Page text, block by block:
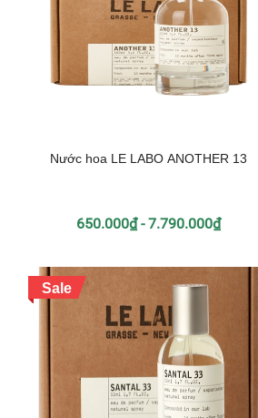
Nước hoa LE LABO ANOTHER 13
650.000₫ - 7.790.000₫
Sale